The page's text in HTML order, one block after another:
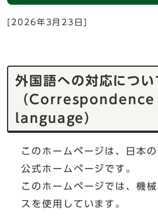
[2026年3月23日]
外国語への対応につい
（
language）
このホームページは、日本
公式ホームページです。
このホームページでは、機
スを使用しています。